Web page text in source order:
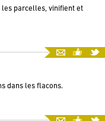
parcelles, vinifient et
dans les flacons.